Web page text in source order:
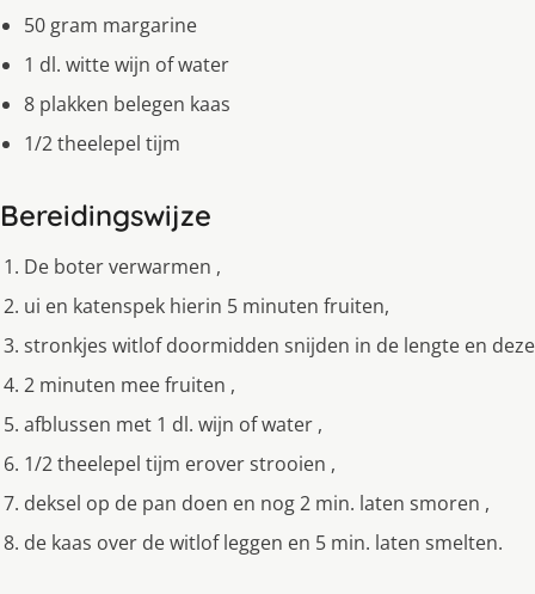
50 gram margarine
1 dl. witte wijn of water
8 plakken belegen kaas
1/2 theelepel tijm
Bereidingswijze
De boter verwarmen ,
ui en katenspek hierin 5 minuten fruiten,
stronkjes witlof doormidden snijden in de lengte en deze
2 minuten mee fruiten ,
afblussen met 1 dl. wijn of water ,
1/2 theelepel tijm erover strooien ,
deksel op de pan doen en nog 2 min. laten smoren ,
de kaas over de witlof leggen en 5 min. laten smelten.